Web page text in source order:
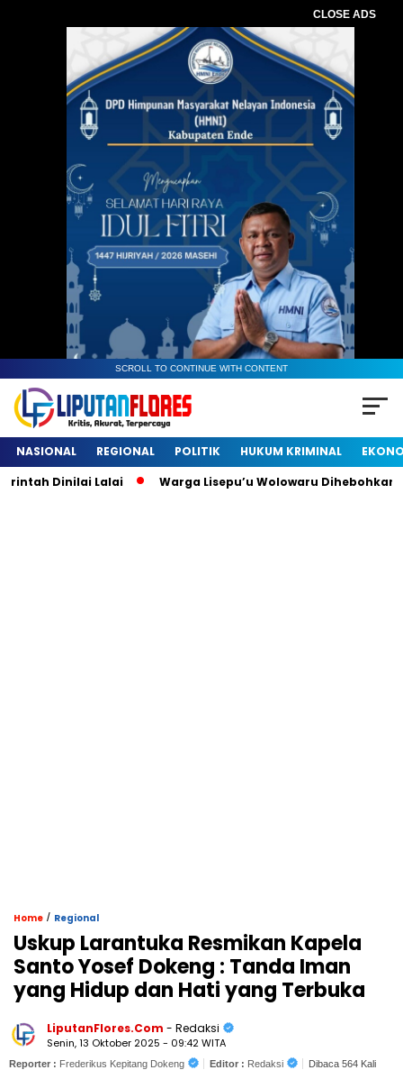
CLOSE ADS
SCROLL TO CONTINUE WITH CONTENT
NASIONAL REGIONAL POLITIK HUKUM KRIMINAL
Dinilai Lalai
Warga Lisepu’u Wolowaru Dihebohkan
Home / Regional
Uskup Larantuka Resmikan Kapela
Santo Yosef Dokeng : Tanda Iman
yang Hidup dan Hati yang Terbuka
LiputanFlores.Com - Redaksi
Senin, 13 Oktober 2025 - 09:42 WITA
Reporter : Frederikus Kepitang Dokeng Editor : Redaksi Dibaca 564 Kali